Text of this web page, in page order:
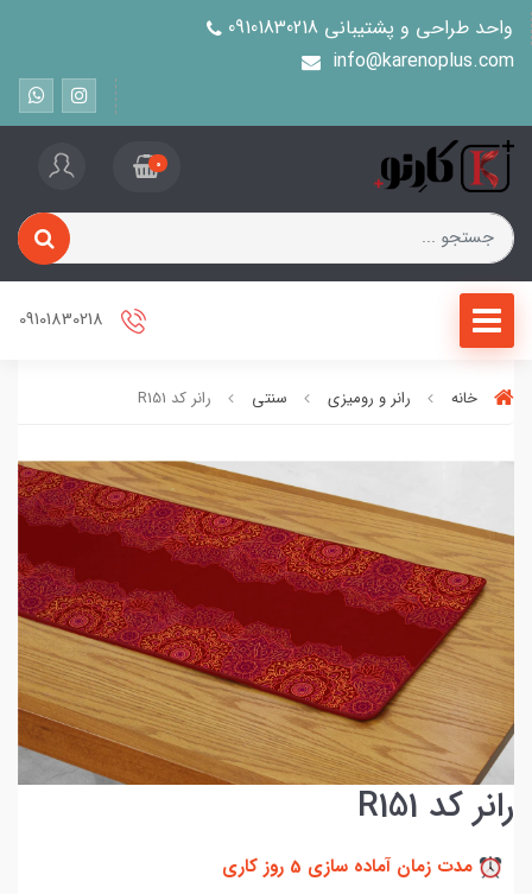
واحد طراحی و پشتیبانی 09101830218
info@karenoplus.com
0
خانه رانر و رومیزی سنتی رانر کد R151
رانر کد R151
مدت زمان آماده سازی 5 روز کاری